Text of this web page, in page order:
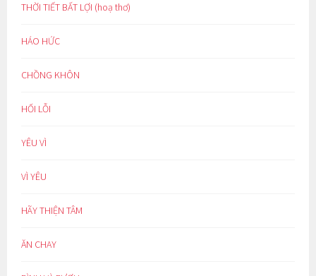
THỜI TIẾT BẤT LỢI (hoạ thơ)
HÁO HỨC
CHỒNG KHÔN
HỐI LỖI
YÊU VÌ
VÌ YÊU
HÃY THIỆN TÂM
ĂN CHAY